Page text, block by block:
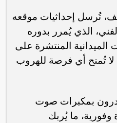
تُرسل إحداثيات موقعه
الذي يُمرر بدوره
الميدانية المنتشرة على
لا تُمنح أي فرصة للهروب
بمكبرات صوت
ما يُربك